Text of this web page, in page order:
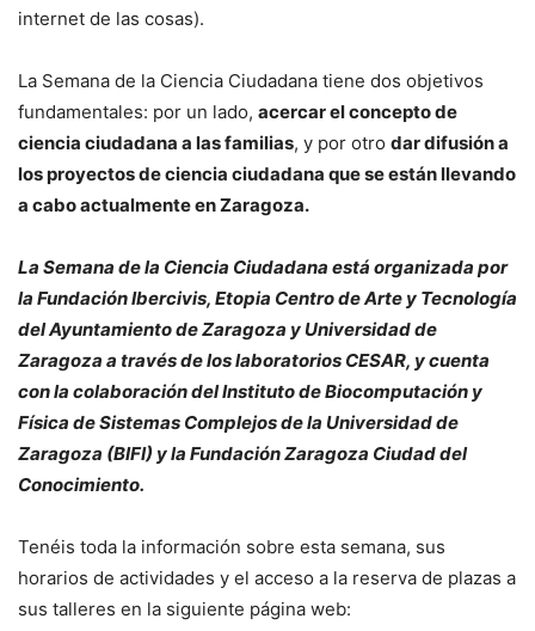
internet de las cosas).
La Semana de la Ciencia Ciudadana tiene dos objetivos
fundamentales: por un lado, acercar el concepto de
ciencia ciudadana a las familias, y por otro dar difusión a
los proyectos de ciencia ciudadana que se están llevando
a cabo actualmente en Zaragoza.
La Semana de la Ciencia Ciudadana está organizada por
la Fundación Ibercivis, Etopia Centro de Arte y Tecnología
del Ayuntamiento de Zaragoza y Universidad de
Zaragoza a través de los laboratorios CESAR, y cuenta
con la colaboración del Instituto de Biocomputación y
Física de Sistemas Complejos de la Universidad de
Zaragoza (BIFI) y la Fundación Zaragoza Ciudad del
Conocimiento.
Tenéis toda la información sobre esta semana, sus
horarios de actividades y el acceso a la reserva de plazas a
sus talleres en la siguiente página web: